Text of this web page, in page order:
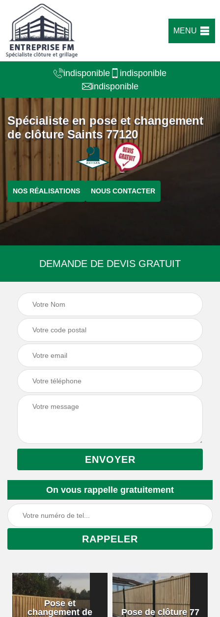
MENU
indisponible
indisponible
indisponible
Spécialiste en pose et changement
de clôture Saints 77120
NOS RÉALISATIONS NOUS CONTACTER
DEMANDE DE DEVIS GRATUIT
On vous rappelle gratuitement
Pose et
changement de
Pose de clôture 77